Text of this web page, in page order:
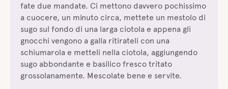
fate due mandate. Ci mettono davvero pochissimo
a cuocere, un minuto circa, mettete un mestolo di
sugo sul fondo di una larga ciotola e appena gli
gnocchi vengono a galla ritirateli con una
schiumarola e metteli nella ciotola, aggiungendo
sugo abbondante e basilico fresco tritato
grossolanamente. Mescolate bene e servite.